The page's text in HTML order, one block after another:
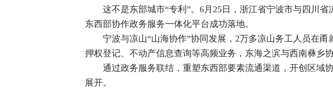
这不是东部城市“专利”。6月25日，浙江省宁波市与四川
东西部协作政务服务一体化平台成功落地。
宁波与凉山“山海协作”协同发展，2万多凉山务工人员在
押权登记、不动产信息查询等高频业务，东海之滨与西南彝乡
通过政务服务联结，重塑东西部要素流通渠道，开创区域
展开。